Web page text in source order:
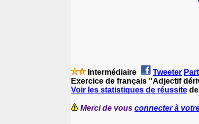
Intermédiaire Tweeter
Exercice de français "Adjectif
Voir les statistiques de réussite
Merci de vous connecter à